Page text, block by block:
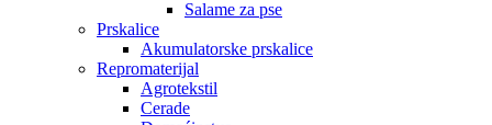
Salame za pse
Prskalice
Akumulatorske prskalice
Repromaterijal
Agrotekstil
Cerade